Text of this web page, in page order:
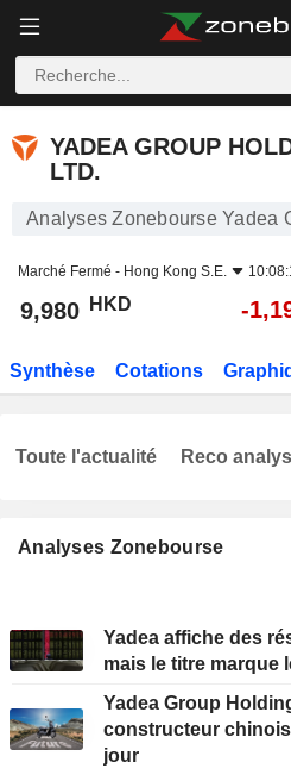
YADEA GROUP
LTD.
Analyses Zonebourse Yadea
Marché Fermé - Hong Kong S.E.
9,980 HKD -
Synthèse Cotations
Analyses Zonebourse
Yadea affiche des
mais le titre marque
Yadea Group
constructeur
jour
Toute l'actualité Reco